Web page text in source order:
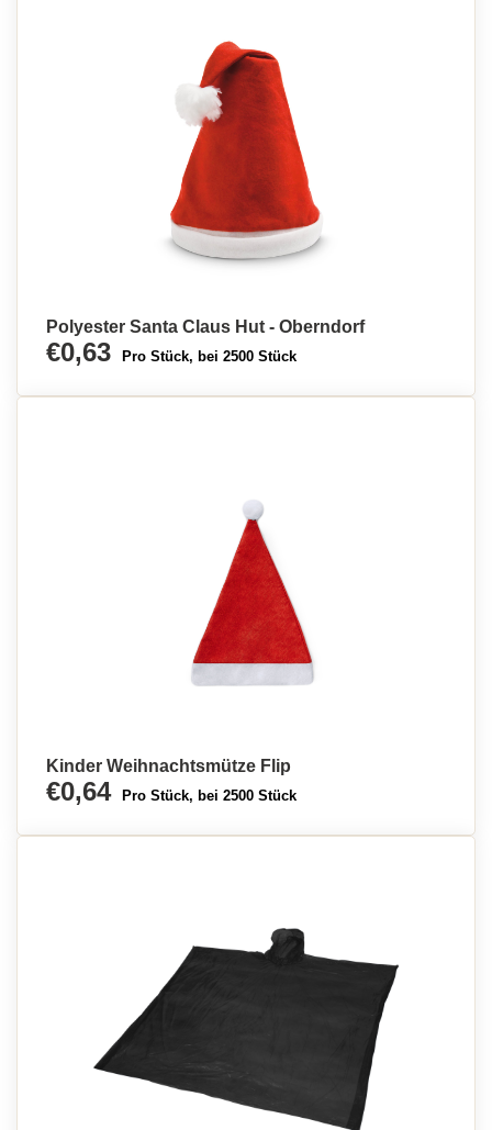
Polyester Santa Claus Hut - Oberndorf
€0,63 Pro Stück, bei 2500 Stück
Kinder Weihnachtsmütze Flip
€0,64 Pro Stück, bei 2500 Stück